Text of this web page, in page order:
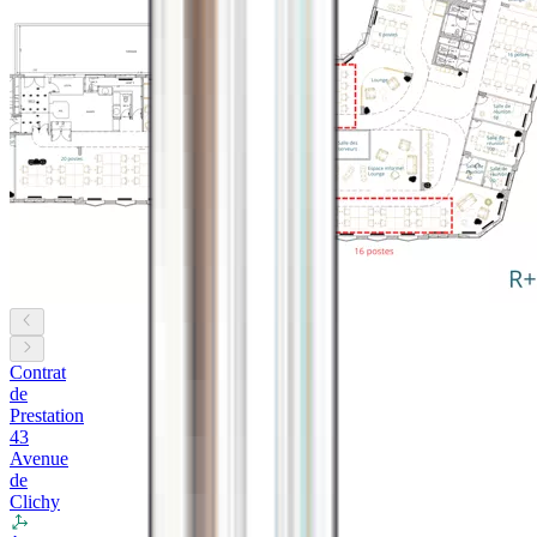
Contrat
de
Prestation
43
Avenue
de
Clichy